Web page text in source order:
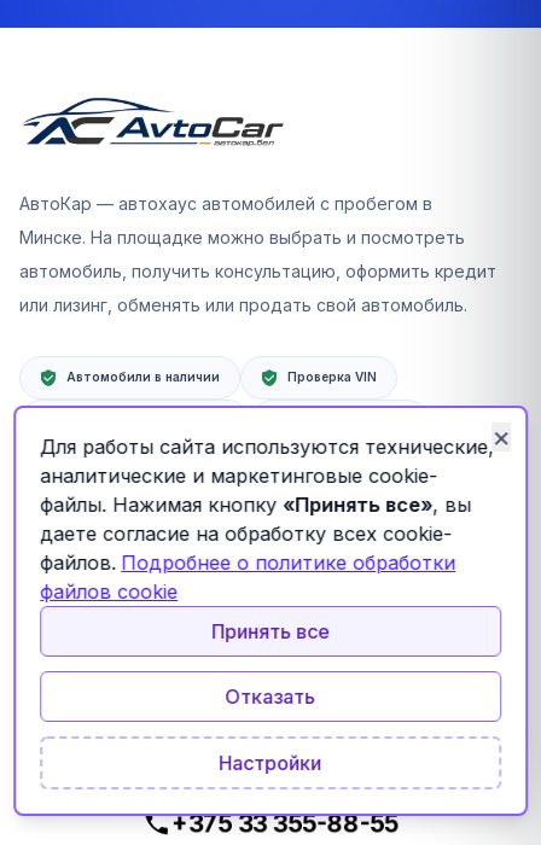
+375 33 355-88-55
АвтоКар — автохаус автомобилей с пробегом в
Минске. На площадке можно выбрать и посмотреть
автомобиль, получить консультацию, оформить кредит
или лизинг, обменять или продать свой автомобиль.
Автомобили в наличии Проверка VIN
ЗАКРЫТО
Автохаус сейчас закрыт
Мы работаем без выходных. Автомобили можно посмотреть
Покупка и продажа
Каталог автомобилей→
×
Для работы сайта используются технические,
аналитические и маркетинговые cookie-
файлы. Нажимая кнопку «Принять все», вы
даете согласие на обработку всех cookie-
файлов. Подробнее о политике обработки
файлов cookie
Принять все
Отказать
Настройки